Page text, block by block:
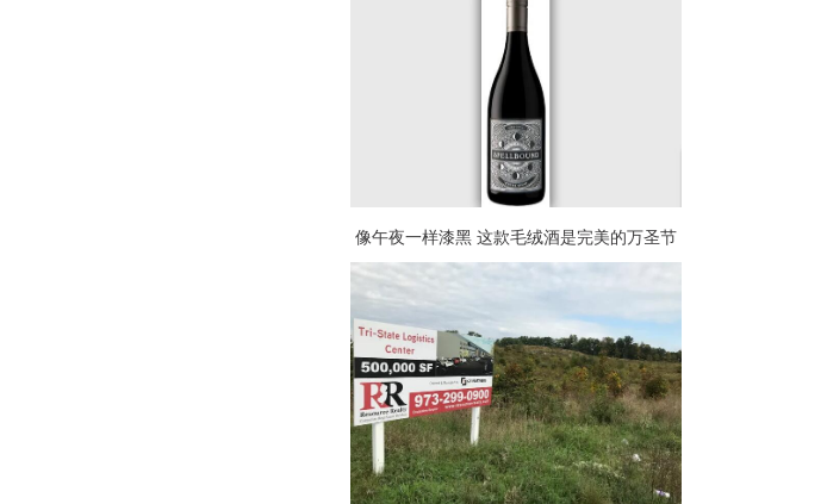
像午夜一样漆黑 这款毛绒酒是完美的万圣节
小酌